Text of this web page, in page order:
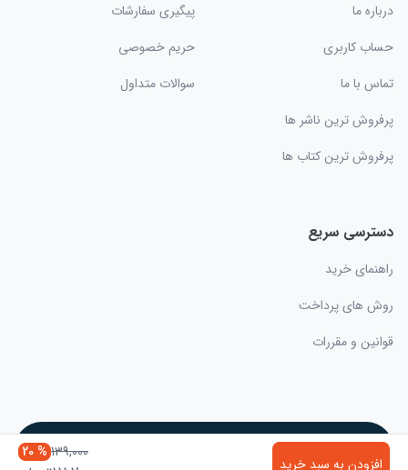
139,000
% 20
افزودن به سبد خرید
درباره ما
حساب کاربری
تماس با ما
پرفروش ترین ناشر ها
پرفروش ترین کتاب ها
پیگیری سفارشات
حریم خصوصی
سوالات متداول
دسترسی سریع
راهنمای خرید
روش های پرداخت
قوانین و مقررات
تمامی حقوق متعلق به مجموعه ام گروپ (فروشگاه اینترنتی ام بوک) می‌باشد.